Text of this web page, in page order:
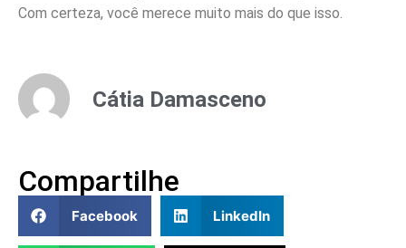
Com certeza, você merece muito mais do que isso.
Cátia Damasceno
Compartilhe
Facebook LinkedIn